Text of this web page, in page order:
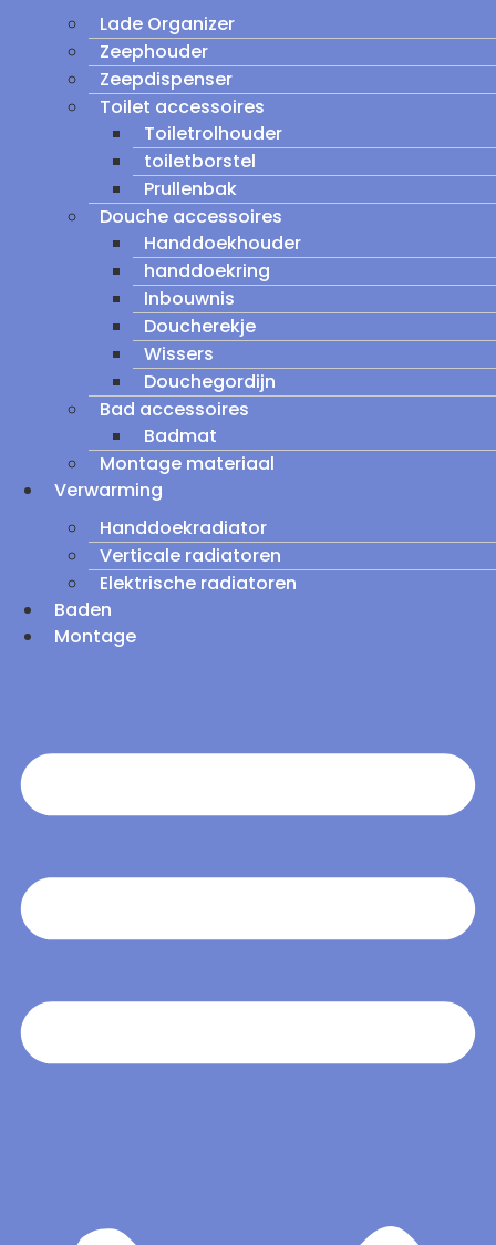
Lade Organizer
Zeephouder
Zeepdispenser
Toilet accessoires
Toiletrolhouder
toiletborstel
Prullenbak
Douche accessoires
Handdoekhouder
handdoekring
Inbouwnis
Doucherekje
Wissers
Douchegordijn
Bad accessoires
Badmat
Montage materiaal
Verwarming
Handdoekradiator
Verticale radiatoren
Elektrische radiatoren
Baden
Montage